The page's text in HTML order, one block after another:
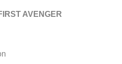
AVENGER